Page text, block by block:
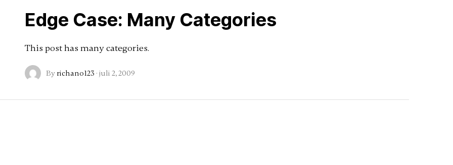
Edge Case: Many Categories
This post has many categories.
By richano123 · juli 2, 2009